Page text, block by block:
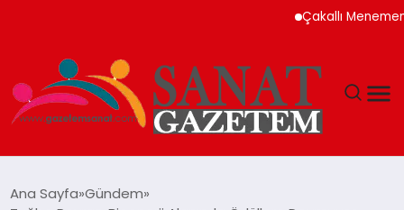
Çakallı Menemeni
Ana Sayfa Gündem